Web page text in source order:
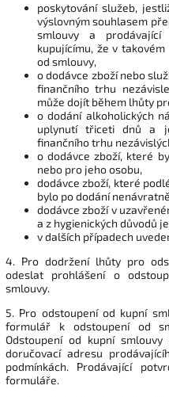
poskytování služeb,
výslovným souhlasem
smlouvy a
kupujícímu, že v
od smlouvy,
o dodávce zboží nebo
finančního trhu
může dojít během lhůty
o dodání alkoholických
uplynutí třiceti dnů a
finančního trhu
o dodávce zboží, které
nebo pro jeho osobu,
dodávce zboží, které
bylo po dodání
dodávce zboží v
a z hygienických důvodů
v dalších případech
4. Pro dodržení lhůty pro
odeslat prohlášení o
smlouvy.
5. Pro odstoupení od kupní
formulář k odstoupení od
Odstoupení od kupní
doručovací adresu
podmínkách. Prodávající
formuláře.